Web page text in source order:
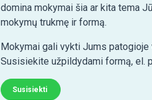
domina mokymai šia ar kita tema
mokymų trukmę ir formą.
Mokymai gali vykti Jums
Susisiekite užpildydami formą, el.
Susisiekti